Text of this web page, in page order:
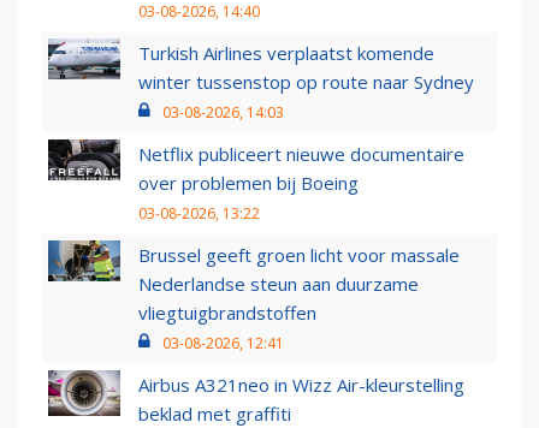
03-08-2026, 14:40
Turkish Airlines verplaatst komende
winter tussenstop op route naar Sydney
03-08-2026, 14:03
Netflix publiceert nieuwe documentaire
over problemen bij Boeing
03-08-2026, 13:22
Brussel geeft groen licht voor massale
Nederlandse steun aan duurzame
vliegtuigbrandstoffen
03-08-2026, 12:41
Airbus A321neo in Wizz Air-kleurstelling
beklad met graffiti